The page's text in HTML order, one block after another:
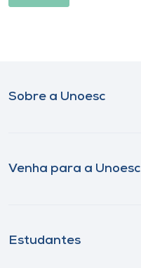
Sobre a Unoesc
Venha para a Unoesc
Estudantes